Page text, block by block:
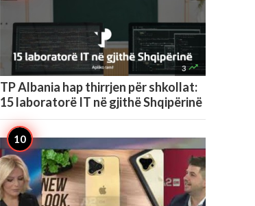
3 
TP Albania hap thirrjen për shkollat:
15 laboratorë IT në gjithë Shqipërinë